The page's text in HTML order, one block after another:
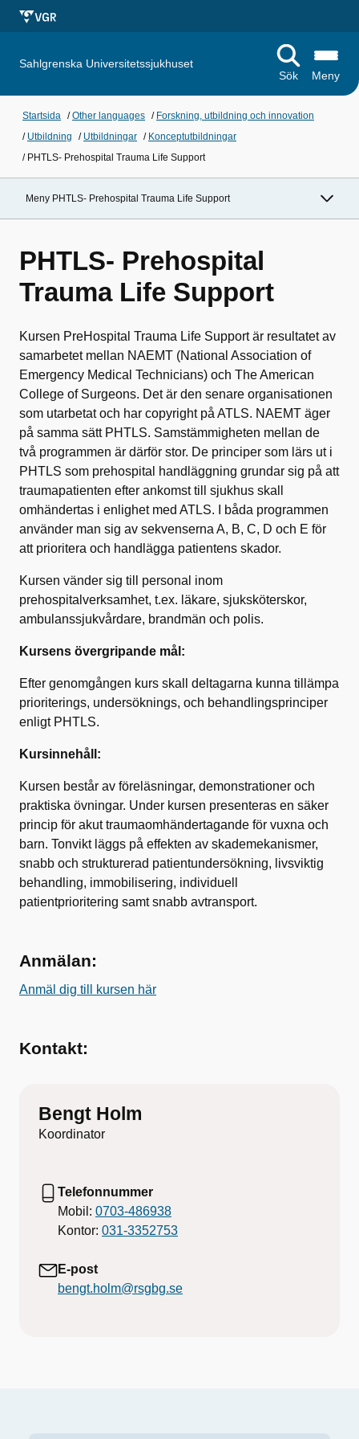
Sahlgrenska Universitetssjukhuset
Sök
Meny
Startsida /Other languages / Forskning, utbildning och innovation
/ Utbildning / Utbildningar / Konceptutbildningar
/ PHTLS- Prehospital Trauma Life Support
Meny PHTLS- Prehospital Trauma Life Support
PHTLS- Prehospital
Trauma Life Support
Kursen PreHospital Trauma Life Support är resultatet av
samarbetet mellan NAEMT (National Association of
Emergency Medical Technicians) och The American
College of Surgeons. Det är den senare organisationen
som utarbetat och har copyright på ATLS. NAEMT äger
på samma sätt PHTLS. Samstämmigheten mellan de
två programmen är därför stor. De principer som lärs ut i
PHTLS som prehospital handläggning grundar sig på att
traumapatienten efter ankomst till sjukhus skall
omhändertas i enlighet med ATLS. I båda programmen
använder man sig av sekvenserna A, B, C, D och E för
att prioritera och handlägga patientens skador.
Kursen vänder sig till personal inom
prehospitalverksamhet, t.ex. läkare, sjuksköterskor,
ambulanssjukvårdare, brandmän och polis.
Kursens övergripande mål:
Efter genomgången kurs skall deltagarna kunna tillämpa
prioriterings, undersöknings, och behandlingsprinciper
enligt PHTLS.
Kursinnehåll:
Kursen består av föreläsningar, demonstrationer och
praktiska övningar. Under kursen presenteras en säker
princip för akut traumaomhändertagande för vuxna och
barn. Tonvikt läggs på effekten av skademekanismer,
snabb och strukturerad patientundersökning, livsviktig
behandling, immobilisering, individuell
patientprioritering samt snabb avtransport.
Anmälan:
Anmäl dig till kursen här
Kontakt:
Bengt Holm
Koordinator
Telefonnummer
Mobil: 0703-486938
Kontor: 031-3352753
E-post
bengt.holm@rsgbg.se